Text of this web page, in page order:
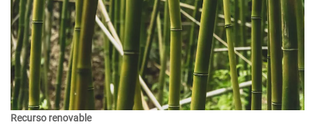
Recurso renovable